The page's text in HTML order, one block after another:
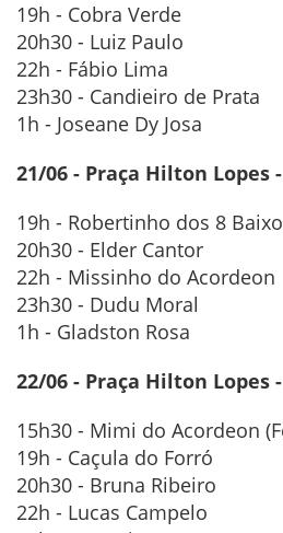
19h - Cobra Verde
20h30 - Luiz Paulo
22h - Fábio Lima
23h30 - Candieiro de Prata
1h - Joseane Dy Josa
21/06 - Praça Hilton Lopes
19h - Robertinho dos 8
20h30 - Elder Cantor
22h - Missinho do Acordeon
23h30 - Dudu Moral
1h - Gladston Rosa
22/06 - Praça Hilton Lopes
15h30 - Mimi do Acordeon
19h - Caçula do Forró
20h30 - Bruna Ribeiro
22h - Lucas Campelo